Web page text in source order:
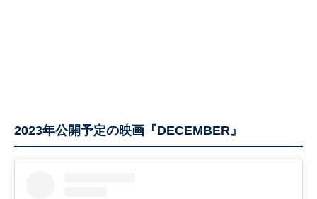
2023年公開予定の映画『DECEMBER』